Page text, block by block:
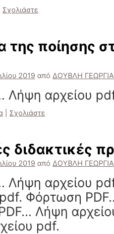
Σχολιάστε
της ποίησης
2019 από ΔΟΥΒΛΗ ΓΕΩΡΓΙΑ
Λήψη αρχείου
Σχολιάστε
διδακτικές
2019 από ΔΟΥΒΛΗ ΓΕΩΡΓΙΑ
Λήψη αρχείου
Φόρτωση
Λήψη
pdf.